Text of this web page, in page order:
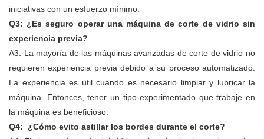
iniciativas con un esfuerzo mínimo.
Q3:¿Es seguro operar una máquina de corte de vidrio sin
experiencia previa?
A3: La mayoría de las máquinas avanzadas de corte de vidrio no
requieren experiencia previa debido a su proceso automatizado.
La experiencia es útil cuando es necesario limpiar y lubricar la
máquina. Entonces, tener un tipo experimentado que trabaje en
la máquina es beneficioso.
Q4: ¿Cómo evito astillar los bordes durante el corte?